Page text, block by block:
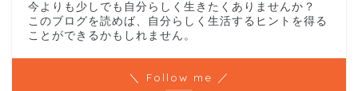
今よりも少しでも自分らしく生きたくありませんか？
このブログを読めば、自分らしく生活するヒントを得る
ことができるかもしれません。
＼ Follow me ／